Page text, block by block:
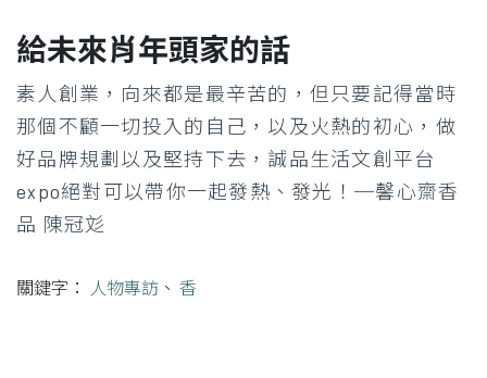
給未來肖年頭家的話
素人創業，向來都是最辛苦的，但只要記得當時
那個不顧一切投入的自己，以及火熱的初心，做
好品牌規劃以及堅持下去，誠品生活文創平台
expo絕對可以帶你一起發熱、發光！─馨心齋香
品 陳冠彣
關鍵字： 人物專訪 、 香